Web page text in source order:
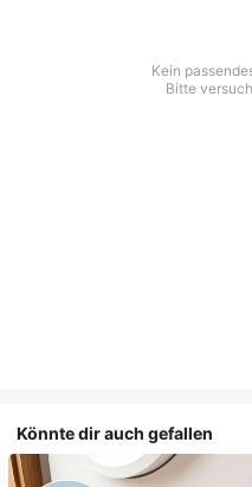
Kein
Bitte
Könnte dir auch gefallen